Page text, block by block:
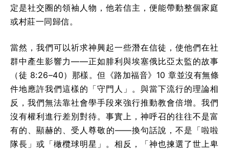
定是社交圈的領袖人物，他若信主，便能帶動整個家庭
或村莊一同歸信。
當然，我們可以祈求神興起一些潛在信徒，使他們在社
群中產生影響力——正如腓利與埃塞俄比亞太監的故事
（徒 8:26–40）那樣。但《路加福音》10 章並沒有無條
件地應許我們這樣的「守門人」。與當下流行的理論相
反，我們無法靠社會學手段來強行推動教會倍增。我們
沒有權利進行差別對待。事實上，神呼召的往往不是富
有的、顯赫的、受人尊敬的——換句話說，不是「啦啦
隊長」或「橄欖球明星」。相反，「神也揀選了世上卑